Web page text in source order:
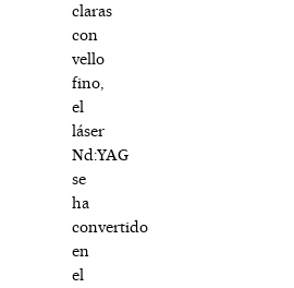
claras
con
vello
fino,
el
láser
Nd:YAG
se
ha
convertido
en
el